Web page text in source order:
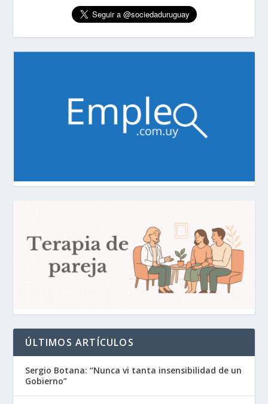
ÚLTIMOS ARTÍCULOS
Sergio Botana: “Nunca vi tanta insensibilidad de un
Gobierno”